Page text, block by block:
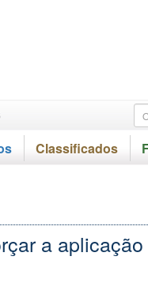
Classificados
a